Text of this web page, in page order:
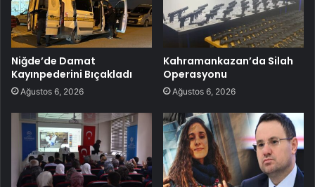
Niğde’de Damat
Kayınpederini Bıçakladı
Ağustos 6, 2026
Kahramankazan’da Silah
Operasyonu
Ağustos 6, 2026